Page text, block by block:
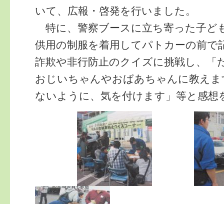
いて、広報・啓発を行いました。
特に、警察ブースに立ち寄った子ど
供用の制服を着用してパトカーの前で
詐欺や非行防止のクイズに挑戦し、「
おじいちゃんやおばあちゃんに教え
ないように、気を付けます」等と感想